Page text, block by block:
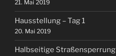
21. Mai 2019
Hausstellung – Tag 1
20. Mai 2019
Halbseitige Straßensperrung